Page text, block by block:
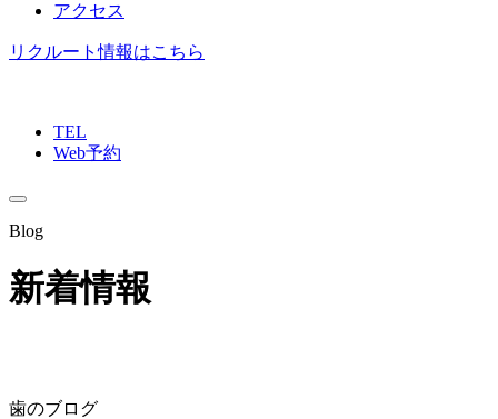
アクセス
リクルート情報はこちら
TEL
Web予約
Blog
新着情報
歯のブログ